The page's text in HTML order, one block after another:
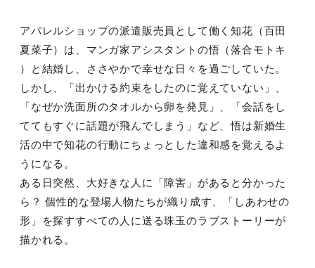
アパレルショップの派遣販売員として働く知花（百田
夏菜子）は、マンガ家アシスタントの悟（落合モトキ
）と結婚し、ささやかで幸せな日々を過ごしていた。
しかし、「出かける約束をしたのに覚えていない」、
「なぜか洗面所のタオルから卵を発見」、「会話をし
ててもすぐに話題が飛んでしまう」など、悟は新婚生
活の中で知花の行動にちょっとした違和感を覚えるよ
うになる。
ある日突然、大好きな人に「障害」があると分かった
ら？ 個性的な登場人物たちが織り成す、「しあわせの
形」を探すすべての人に送る珠玉のラブストーリーが
描かれる。